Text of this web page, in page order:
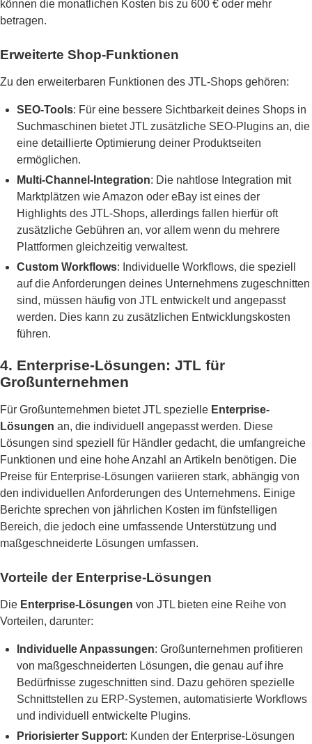
können die monatlichen Kosten bis zu 600 € oder mehr
betragen.
Erweiterte Shop-Funktionen
Zu den erweiterbaren Funktionen des JTL-Shops gehören:
SEO-Tools: Für eine bessere Sichtbarkeit deines Shops in
Suchmaschinen bietet JTL zusätzliche SEO-Plugins an, die
eine detaillierte Optimierung deiner Produktseiten
ermöglichen.
Multi-Channel-Integration: Die nahtlose Integration mit
Marktplätzen wie Amazon oder eBay ist eines der
Highlights des JTL-Shops, allerdings fallen hierfür oft
zusätzliche Gebühren an, vor allem wenn du mehrere
Plattformen gleichzeitig verwaltest.
Custom Workflows: Individuelle Workflows, die speziell
auf die Anforderungen deines Unternehmens zugeschnitten
sind, müssen häufig von JTL entwickelt und angepasst
werden. Dies kann zu zusätzlichen Entwicklungskosten
führen.
4. Enterprise-Lösungen: JTL für
Großunternehmen
Für Großunternehmen bietet JTL spezielle Enterprise-
Lösungen an, die individuell angepasst werden. Diese
Lösungen sind speziell für Händler gedacht, die umfangreiche
Funktionen und eine hohe Anzahl an Artikeln benötigen. Die
Preise für Enterprise-Lösungen variieren stark, abhängig von
den individuellen Anforderungen des Unternehmens. Einige
Berichte sprechen von jährlichen Kosten im fünfstelligen
Bereich, die jedoch eine umfassende Unterstützung und
maßgeschneiderte Lösungen umfassen.
Vorteile der Enterprise-Lösungen
Die Enterprise-Lösungen von JTL bieten eine Reihe von
Vorteilen, darunter:
Individuelle Anpassungen: Großunternehmen profitieren
von maßgeschneiderten Lösungen, die genau auf ihre
Bedürfnisse zugeschnitten sind. Dazu gehören spezielle
Schnittstellen zu ERP-Systemen, automatisierte Workflows
und individuell entwickelte Plugins.
Priorisierter Support: Kunden der Enterprise-Lösungen